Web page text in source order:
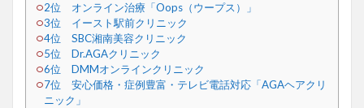
2位 オンライン治療「Oops（ウープス）」
3位 イースト駅前クリニック
4位 SBC湘南美容クリニック
5位 Dr.AGAクリニック
6位 DMMオンラインクリニック
7位 安心価格・症例豊富・テレビ電話対応「AGAヘアクリ
ニック」